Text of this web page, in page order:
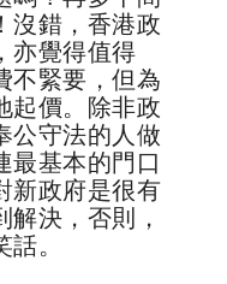
沒錯，香港政
亦覺得值得
不緊要，但為
起價。除非政
公守法的人做
最基本的門口
新政府是很有
決，否則，
。